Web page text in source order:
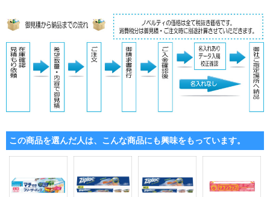
この商品を選んだ人は、こんな商品にも興味をもっています。